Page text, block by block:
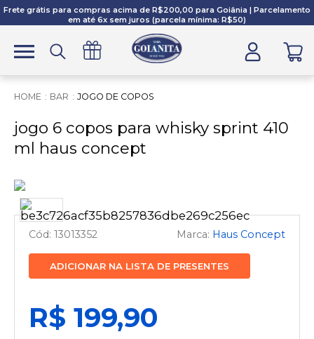
Frete grátis para compras acima de R$200,00 para Goiânia | Parcelamento
em até 6x sem juros (parcela mínima: R$50)
BAR JOGO DE COPOS
jogo 6 copos para whisky sprint 410
ml haus concept
13013352 Haus Concept
ADICIONAR NA LISTA DE PRESENTES
R$ 199,90